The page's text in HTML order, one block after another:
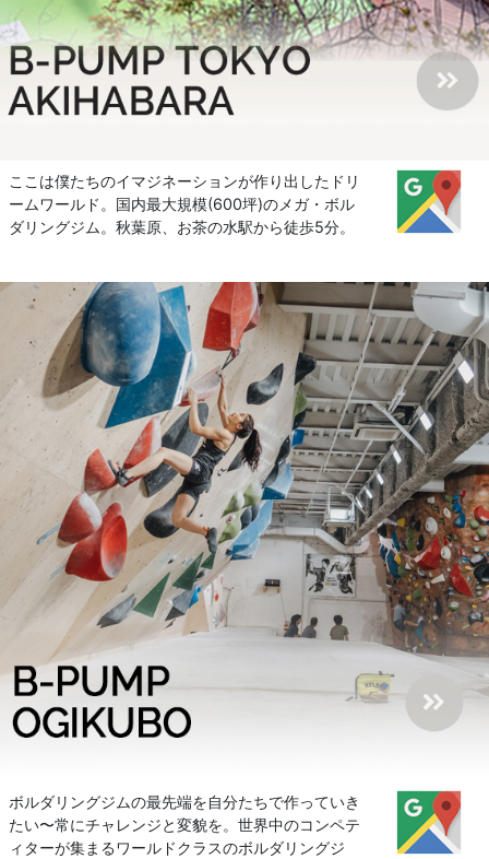
ここは僕たちのイマジネーションが作り出したドリ
ームワールド。国内最大規模(600坪)のメガ・ボル
ダリングジム。秋葉原、お茶の水駅から徒歩5分。
ボルダリングジムの最先端を自分たちで作っていき
たい〜常にチャレンジと変貌を。世界中のコンペテ
ィターが集まるワールドクラスのボルダリングジ